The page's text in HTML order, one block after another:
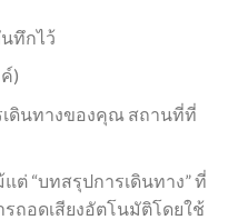
ทึกไว้
)
เดินทางของคุณ สถานที่ที่
ต่ “บทสรุปการเดินทาง” ที่
รถอดเสียงอัตโนมัติโดยใช้